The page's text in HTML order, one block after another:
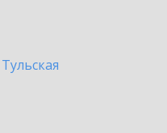
Тульская